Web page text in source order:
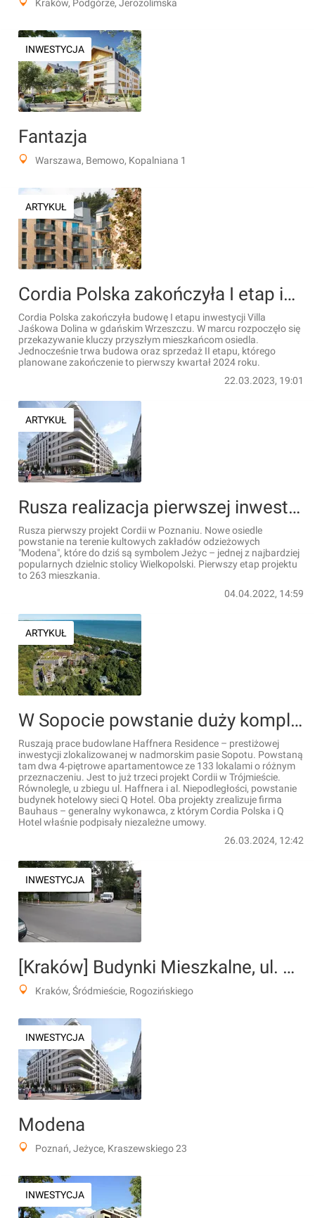
Kraków, Podgórze, Jerozolimska
INWESTYCJA
Fantazja
Warszawa, Bemowo, Kopalniana 1
ARTYKUŁ
Cordia Polska zakończyła I etap inwestycji Villa Jaśkowa Dolina w Gdańsku
Cordia Polska zakończyła budowę I etapu inwestycji Villa
Jaśkowa Dolina w gdańskim Wrzeszczu. W marcu rozpoczęło się
przekazywanie kluczy przyszłym mieszkańcom osiedla.
Jednocześnie trwa budowa oraz sprzedaż II etapu, którego
planowane zakończenie to pierwszy kwartał 2024 roku.
22.03.2023, 19:01
ARTYKUŁ
Rusza realizacja pierwszej inwestycji mieszkaniowej Cordii w Poznaniu [WIZUALIZACJE]
Rusza pierwszy projekt Cordii w Poznaniu. Nowe osiedle
powstanie na terenie kultowych zakładów odzieżowych
"Modena", które do dziś są symbolem Jeżyc – jednej z najbardziej
popularnych dzielnic stolicy Wielkopolski. Pierwszy etap projektu
to 263 mieszkania.
04.04.2022, 14:59
ARTYKUŁ
W Sopocie powstanie duży kompleks apartamentowo-hotelowy [WIZUALIZACJE]
Ruszają prace budowlane Haffnera Residence – prestiżowej
inwestycji zlokalizowanej w nadmorskim pasie Sopotu. Powstaną
tam dwa 4-piętrowe apartamentowce ze 133 lokalami o różnym
przeznaczeniu. Jest to już trzeci projekt Cordii w Trójmieście.
Równolegle, u zbiegu ul. Haffnera i al. Niepodległości, powstanie
budynek hotelowy sieci Q Hotel. Oba projekty zrealizuje firma
Bauhaus – generalny wykonawca, z którym Cordia Polska i Q
Hotel właśnie podpisały niezależne umowy.
26.03.2024, 12:42
INWESTYCJA
[Kraków] Budynki Mieszkalne, ul. Rogozińskiego
Kraków, Śródmieście, Rogozińskiego
INWESTYCJA
Modena
Poznań, Jeżyce, Kraszewskiego 23
INWESTYCJA